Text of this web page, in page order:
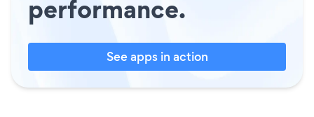
performance.
See apps in action